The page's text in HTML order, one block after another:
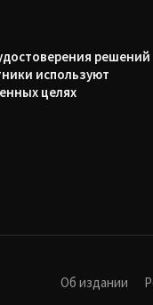
решений
используют
целях
Об издании